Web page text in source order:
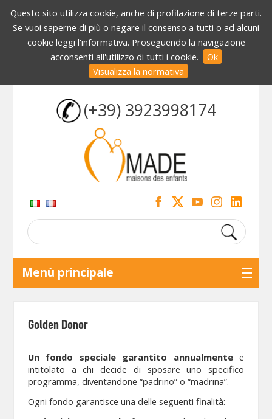
Questo sito utilizza cookie, anche di profilazione di terze parti.
Se vuoi saperne di più o negare il consenso a tutti o ad alcuni
cookie leggi l'informativa. Proseguendo la navigazione
acconsenti all'utilizzo di tutti i cookie.
Ok
Visualizza la normativa
(+39) 3923998174
Menù principale
Golden Donor
Un fondo speciale garantito annualmentee
intitolato a chi decide di sposare uno specifico
programma, diventandone “padrino” o “madrina”.
Ogni fondo garantisce una delle seguenti finalità: